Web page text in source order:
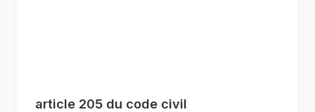
article 205 du code civil